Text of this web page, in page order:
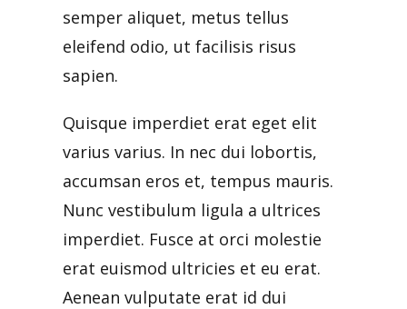
semper aliquet, metus tellus
eleifend odio, ut facilisis risus
sapien.
Quisque imperdiet erat eget elit
varius varius. In nec dui lobortis,
accumsan eros et, tempus mauris.
Nunc vestibulum ligula a ultrices
imperdiet. Fusce at orci molestie
erat euismod ultricies et eu erat.
Aenean vulputate erat id dui